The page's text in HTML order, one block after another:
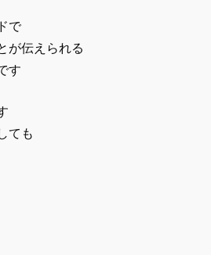
で
が伝えられる
す
ても